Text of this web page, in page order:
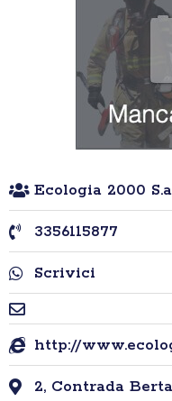
Ecologia 2000
3356115877
Scrivici
http://
2, Contrada